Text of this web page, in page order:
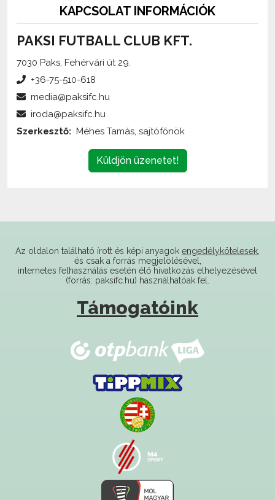
PAKSI FUTBALL CLUB KFT.
7030 Paks, Fehérvári út 29.
Küldjön üzenetet!
internetes felhasználás esetén élő hivatkozás elhelyezésével
(forrás: paksifc.hu) használhatóak fel.
Támogatóink